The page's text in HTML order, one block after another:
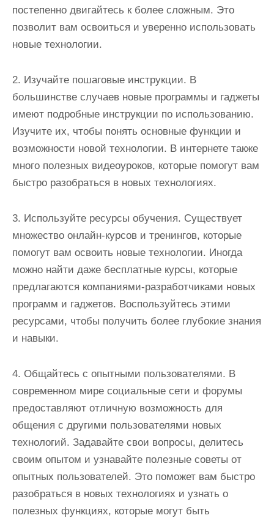
постепенно двигайтесь к более сложным. Это
позволит вам освоиться и уверенно использовать
новые технологии.
2. Изучайте пошаговые инструкции. В
большинстве случаев новые программы и гаджеты
имеют подробные инструкции по использованию.
Изучите их, чтобы понять основные функции и
возможности новой технологии. В интернете также
много полезных видеоуроков, которые помогут вам
быстро разобраться в новых технологиях.
3. Используйте ресурсы обучения. Существует
множество онлайн-курсов и тренингов, которые
помогут вам освоить новые технологии. Иногда
можно найти даже бесплатные курсы, которые
предлагаются компаниями-разработчиками новых
программ и гаджетов. Воспользуйтесь этими
ресурсами, чтобы получить более глубокие знания
и навыки.
4. Общайтесь с опытными пользователями. В
современном мире социальные сети и форумы
предоставляют отличную возможность для
общения с другими пользователями новых
технологий. Задавайте свои вопросы, делитесь
своим опытом и узнавайте полезные советы от
опытных пользователей. Это поможет вам быстро
разобраться в новых технологиях и узнать о
полезных функциях, которые могут быть